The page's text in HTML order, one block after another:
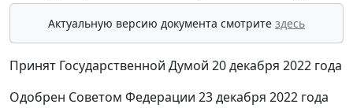
Актуальную версию документа смотрите здесь
Принят Государственной Думой 20 декабря 2022 года
Одобрен Советом Федерации 23 декабря 2022 года